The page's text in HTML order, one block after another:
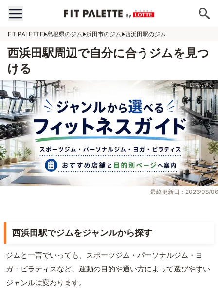
FIT PALETTE 島根県のジム 浜田市のジム 西浜田駅のジム
西浜田駅周辺で自分に合うジムを見つ
ける
最終更新日：2026/08/06
西浜田駅でジムをジャンルから探す
ジムと一言でいっても、スポーツジム・パーソナルジム・ヨ
ガ・ピラティスなど、運動の目的や通い方によって選びやすい
ジャンルは変わります。